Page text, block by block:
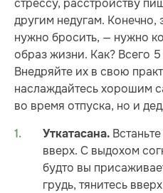
стрессу, расстройству
другим недугам. Конечно,
нужно бросить, — нужно
образ жизни. Как? Всего
Внедряйте их в свою
наслаждайтесь хорошим
во время отпуска, но и
Уткатасана.
вверх. С выдохом
будто вы
грудь, тянитесь